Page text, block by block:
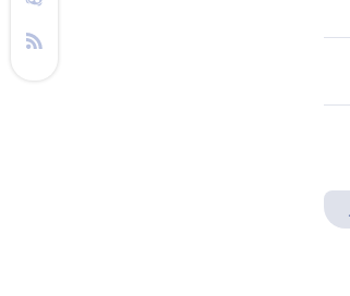
درباره ویدئو ویژه